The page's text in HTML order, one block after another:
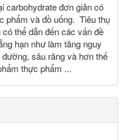
carbohydrate đơn giản có
phẩm và đồ uống. Tiêu thụ
thể dẫn đến các vấn đề
hạn như làm tăng nguy
sâu răng và hơn thế
thực phẩm ...